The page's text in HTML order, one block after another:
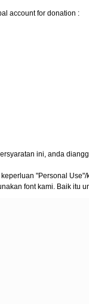
account for donation :
ini, anda
"Personal
font kami. Baik itu